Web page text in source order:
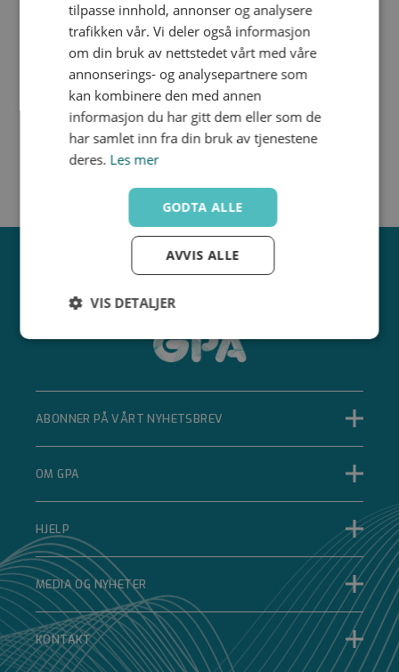
Produktdatablad
157
97
4"
230
ABONNER PÅ VÅRT NYHETSBREV
OM GPA
HJELP
MEDIA OG NYHETER
KONTAKT
tilpasse innhold, annonser og analysere
trafikken vår. Vi deler også informasjon
om din bruk av nettstedet vårt med våre
annonserings- og analysepartnere som
kan kombinere den med annen
informasjon du har gitt dem eller som de
har samlet inn fra din bruk av tjenestene
deres. Les mer
GODTA ALLE
AVVIS ALLE
VIS DETALJER
Strengt
Ytelse Målretting
Funksjonalitet
Strengt nødvendig
Strengt nødvendige informasjonskapsler tillater
kjernefunksjoner på nettstedet, som
brukerinnlogging og kontoadministrasjon.
Nettstedet kan ikke brukes riktig uten strengt
nødvendige informasjonskapsler.